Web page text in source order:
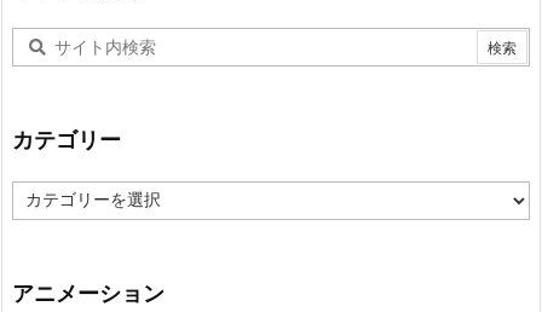
カテゴリー
テ
ー
アニメーション